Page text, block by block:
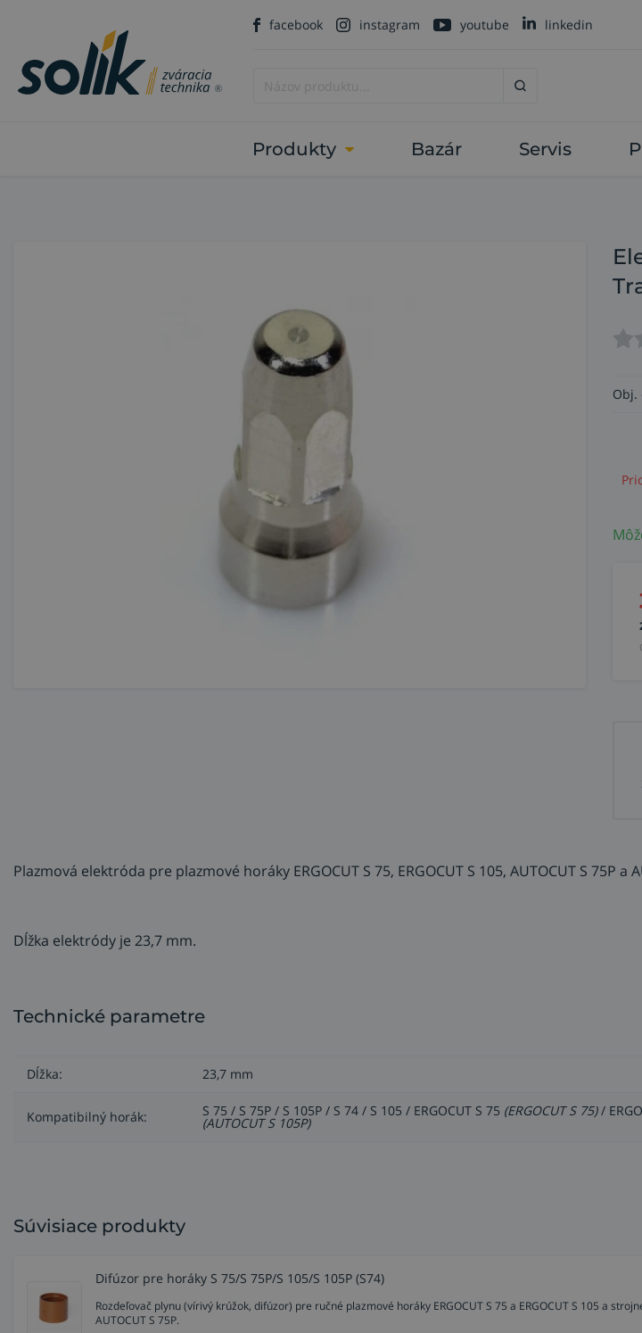
facebook instagram youtube linkedin
Produkty Bazár Servis
Obj.
Plazmová elektróda pre plazmové horáky ERGOCUT S 75, ERGOCUT S 105, AUTOCUT S 75P a
Dĺžka elektródy je 23,7 mm.
Technické parametre
Dĺžka: 23,7 mm
Kompatibilný horák: S 75 / S 75P / S 105P / S 74 / S 105 / ERGOCUT S 75 (ERGOCUT S 75)/
(AUTOCUT S 105P)
Súvisiace produkty
Difúzor pre horáky S 75/S 75P/S 105/S 105P (S74)
Rozdeľovač plynu (vírivý krúžok, difúzor) pre ručné plazmové horáky ERGOCUT S 75 a ERGOCUT S 105 a
AUTOCUT S 75P.